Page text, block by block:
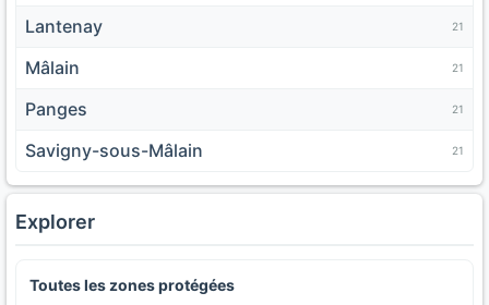
Lantenay 21
Mâlain 21
Panges 21
Savigny-sous-Mâlain 21
Explorer
Toutes les zones protégées